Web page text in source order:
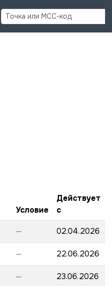
Найти
Условие
Действует
с
— 02.04.2026
— 22.06.2026
— 23.06.2026